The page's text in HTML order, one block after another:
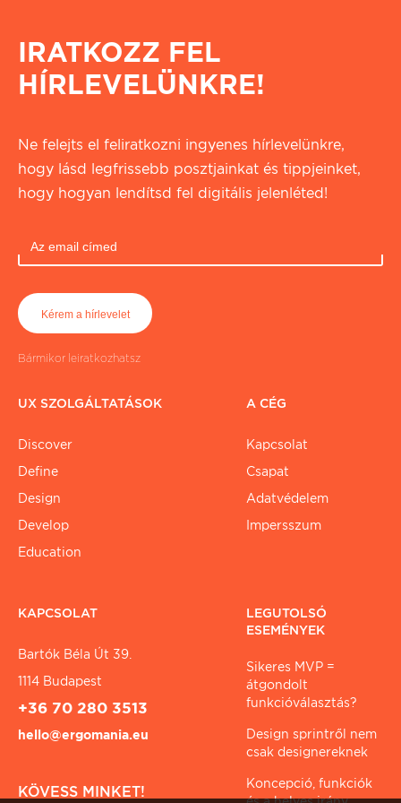
IRATKOZZ FEL
HÍRLEVELÜNKRE!
Ne felejts el feliratkozni ingyenes hírlevelünkre,
hogy lásd legfrissebb posztjainkat és tippjeinket,
hogy hogyan lendítsd fel digitális jelenléted!
Bármikor leiratkozhatsz
UX SZOLGÁLTATÁSOK
Discover
Define
Design
Develop
Education
A CÉG
Kapcsolat
Csapat
Adatvédelem
Impersszum
KAPCSOLAT
Bartók Béla Út 39.
1114 Budapest
+36 70 280 3513
hello@ergomania.eu
KÖVESS MINKET!
LEGUTOLSÓ
ESEMÉNYEK
Sikeres MVP =
átgondolt
funkcióválasztás?
Design sprintről nem
csak designereknek
Koncepció, funkciók